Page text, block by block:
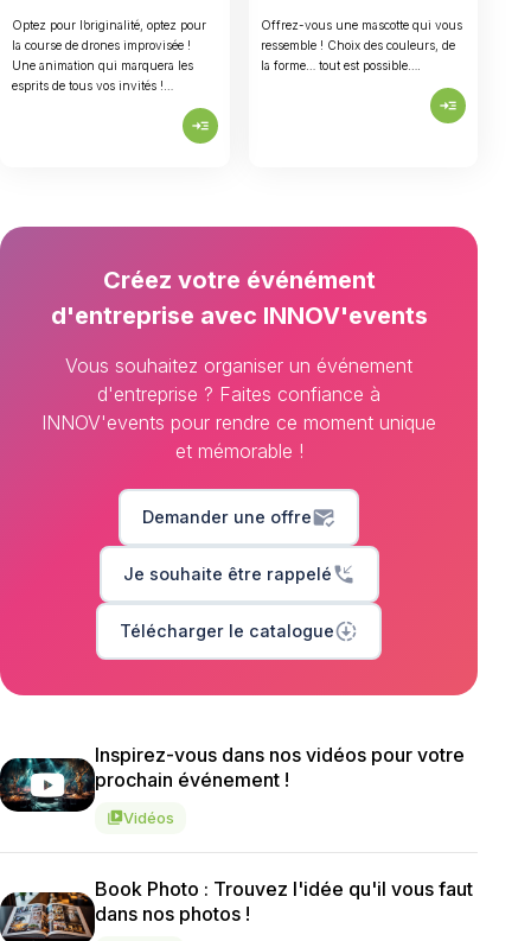
Optez pour l’originalité, optez pour
la course de drones improvisée !
Une animation qui marquera les
esprits de tous vos invités !…
read_more
Offrez-vous une mascotte qui vous
ressemble ! Choix des couleurs, de
la forme… tout est possible….
read_more
Créez votre événément
d'entreprise avec INNOV'events
Vous souhaitez organiser un événement
d'entreprise ? Faites confiance à
INNOV'events pour rendre ce moment unique
et mémorable !
Demander une offremark_email_read
Je souhaite être rappeléphone_callback
Télécharger le cataloguedownloading
Inspirez-vous dans nos vidéos pour votre
prochain événement !
video_libraryVidéos
Book Photo : Trouvez l'idée qu'il vous faut
dans nos photos !